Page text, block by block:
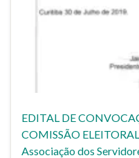
EDITAL DE
COMISSÃO
Associação dos